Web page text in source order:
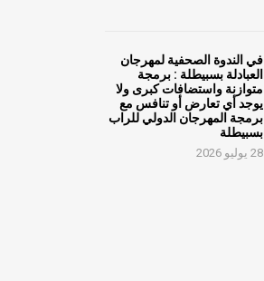
في الندوة الصحفية لمهرجان
العبادلة بسبيطلة : برمجة
متوازنة واستضافات كبرى ولا
يوجد أي تعارض أو تنافس مع
برمجة المهرجان الدولي للراب
بسبيطلة
28 يوليو 2026